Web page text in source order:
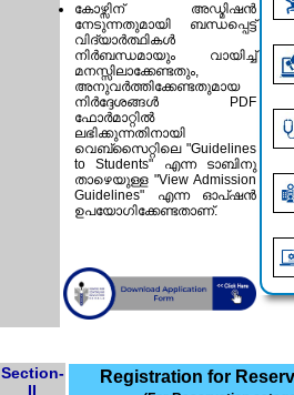
കോഴ്സിന് അഡ്മിഷൻ
നേടുന്നതുമായി ബന്ധപ്പെട്ട്
വിദ്യാർത്ഥികൾ
നിർബന്ധമായും വായിച്ച്
മനസ്സിലാക്കേണ്ടതും,
അനുവർത്തിക്കേണ്ടതുമായ
നിർദ്ദേശങ്ങൾ PDF
ഫോർമാറ്റിൽ
ലഭിക്കുന്നതിനായി
വെബ്‌സൈറ്റിലെ "Guidelines
to Students" എന്ന ടാബിനു
താഴെയുള്ള "View Admission
Guidelines" എന്ന ഓപ്ഷൻ
ഉപയോഗിക്കേണ്ടതാണ്.
Section-
II
Registration for